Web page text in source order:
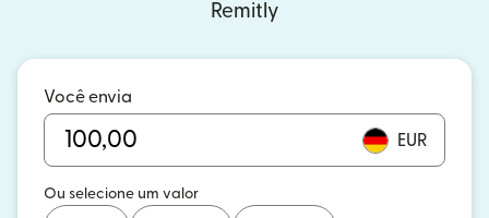
Remitly
Você envia
EUR
Ou selecione um valor